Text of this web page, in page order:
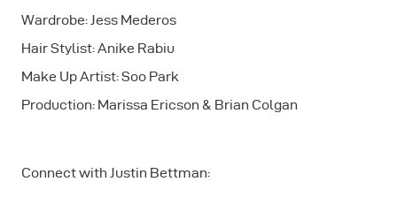
Wardrobe: Jess Mederos
Hair Stylist: Anike Rabiu
Make Up Artist: Soo Park
Production: Marissa Ericson & Brian Colgan
Connect with Justin Bettman: